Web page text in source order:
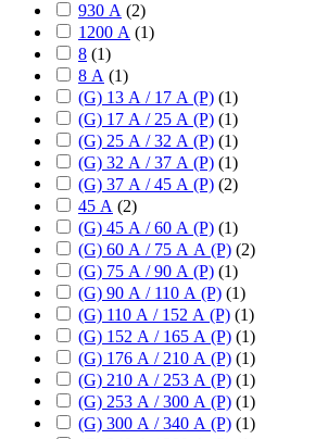
930 А (2)
1200 А (1)
8 (1)
8 А (1)
(G) 13 А / 17 А (P) (1)
(G) 17 А / 25 А (P) (1)
(G) 25 А / 32 А (P) (1)
(G) 32 А / 37 А (P) (1)
(G) 37 А / 45 А (P) (2)
45 А (2)
(G) 45 А / 60 А (P) (1)
(G) 60 А / 75 А А (P) (2)
(G) 75 А / 90 А (P) (1)
(G) 90 А / 110 А (P) (1)
(G) 110 А / 152 А (P) (1)
(G) 152 А / 165 А (P) (1)
(G) 176 А / 210 А (P) (1)
(G) 210 А / 253 А (P) (1)
(G) 253 А / 300 А (P) (1)
(G) 300 А / 340 А (P) (1)